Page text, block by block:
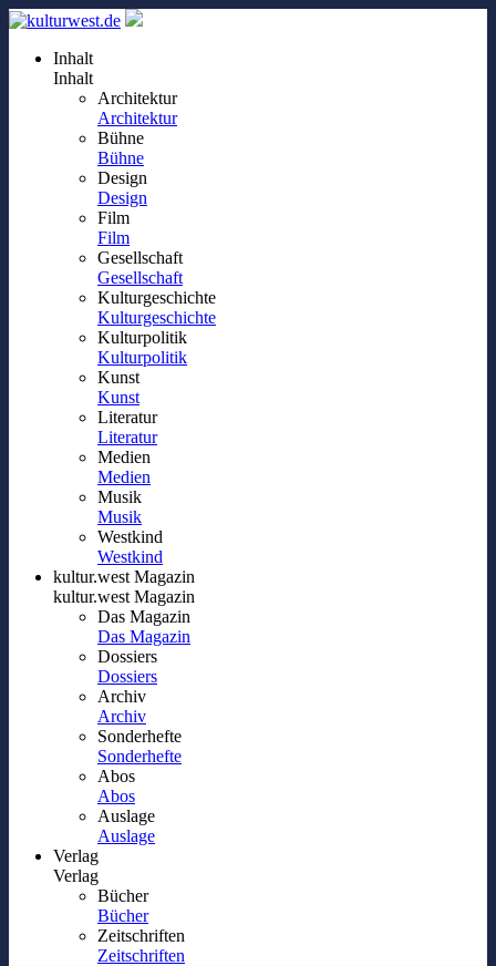
Inhalt
Inhalt
Architektur
Architektur
Bühne
Bühne
Design
Design
Film
Film
Gesellschaft
Gesellschaft
Kulturgeschichte
Kulturgeschichte
Kulturpolitik
Kulturpolitik
Kunst
Kunst
Literatur
Literatur
Medien
Medien
Musik
Musik
Westkind
Westkind
kultur.west Magazin
kultur.west Magazin
Das Magazin
Das Magazin
Dossiers
Dossiers
Archiv
Archiv
Sonderhefte
Sonderhefte
Abos
Abos
Auslage
Auslage
Verlag
Verlag
Bücher
Bücher
Zeitschriften
Zeitschriften